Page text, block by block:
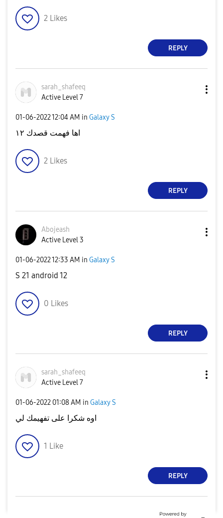
2 Likes
REPLY
sarah_shafeeq
Active Level 7
‎01-06-202212:04 AM in Galaxy S
اها فهمت قصدك ١٢
2 Likes
REPLY
Abojeash
Active Level 3
‎01-06-202212:33 AM in Galaxy S
S 21 android 12
0 Likes
REPLY
sarah_shafeeq
Active Level 7
‎01-06-2022 01:08 AM in Galaxy S
اوه شكرا على تفهيمك لي
1 Like
REPLY